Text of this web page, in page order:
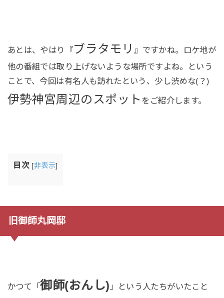
あとは、やはり『ブラタモリ 』ですかね。ロケ地が
他の番組では取り上げないような場所ですよね。という
ことで、今回は有名人も訪れたという、少し渋めな(？)
伊勢神宮周辺のスポット をご紹介します。
目次 [非表示]
旧御師丸岡邸
かつて「御師(おんし) 」という人たちがいたこと